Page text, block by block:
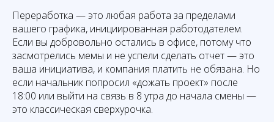
Переработка — это любая работа за пределами
вашего графика, инициированная работодателем.
Если вы добровольно остались в офисе, потому что
засмотрелись мемы и не успели сделать отчет — это
ваша инициатива, и компания платить не обязана. Но
если начальник попросил «дожать проект» после
18:00 или выйти на связь в 8 утра до начала смены —
это классическая сверхурочка.